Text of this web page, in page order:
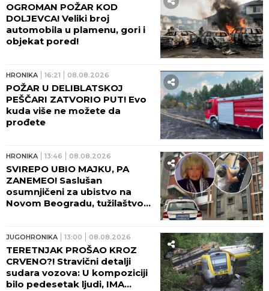
OGROMAN POŽAR KOD
DOLJEVCA! Veliki broj
automobila u plamenu, gori i
objekat pored!
HRONIKA 16:21 08.08.2026
POŽAR U DELIBLATSKOJ
PEŠČARI ZATVORIO PUT! Evo
kuda više ne možete da
prođete
HRONIKA 13:46 08.08.2026
SVIREPO UBIO MAJKU, PA
ZANEMEO! Saslušan
osumnjičeni za ubistvo na
Novom Beogradu, tužilaštvo
JUGOHRONIKA 13:00 08.08.2026
TERETNJAK PROŠAO KROZ
CRVENO?! Stravični detalji
sudara vozova: U kompoziciji
bilo pedesetak ljudi, IMA